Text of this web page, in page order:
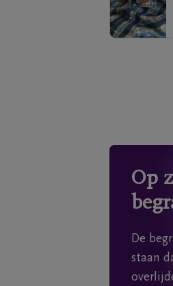
Op
De
staan